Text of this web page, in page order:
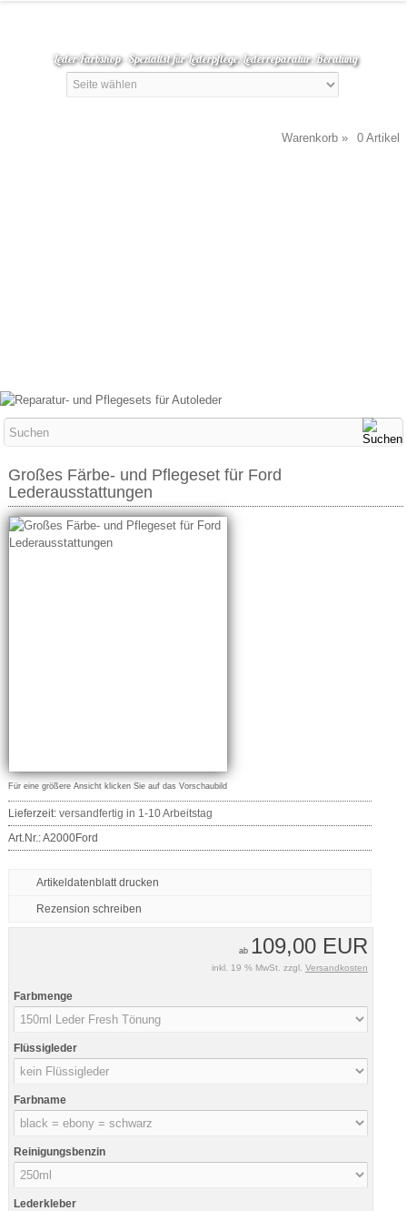
Leder-Farbshop - Spezialist für Lederpflege, Lederreparatur, Beratung
Warenkorb » 0 Artikel
Großes Färbe- und Pflegeset für Ford
Lederausstattungen
Für eine größere Ansicht klicken Sie auf das Vorschaubild
Lieferzeit: versandfertig in 1-10 Arbeitstag
Art.Nr.:A2000Ford
Artikeldatenblatt drucken
Rezension schreiben
ab 109,00 EUR
inkl. 19 % MwSt. zzgl. Versandkosten
Farbmenge
Flüssigleder
Farbname
Reinigungsbenzin
Lederkleber